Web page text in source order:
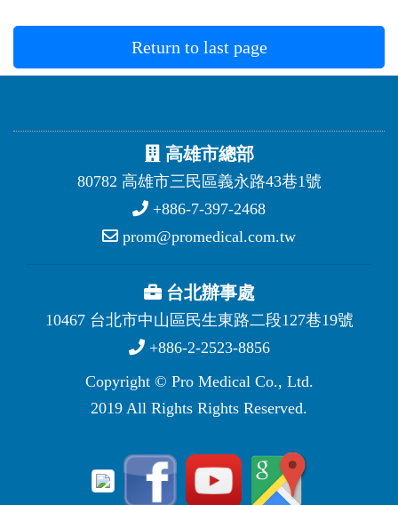
Return to last page
高雄市總部
80782 高雄市三民區義永路43巷1號
+886-7-397-2468
prom@promedical.com.tw
台北辦事處
10467 台北市中山區民生東路二段127巷19號
+886-2-2523-8856
Copyright © Pro Medical Co., Ltd.
2019 All Rights Rights Reserved.